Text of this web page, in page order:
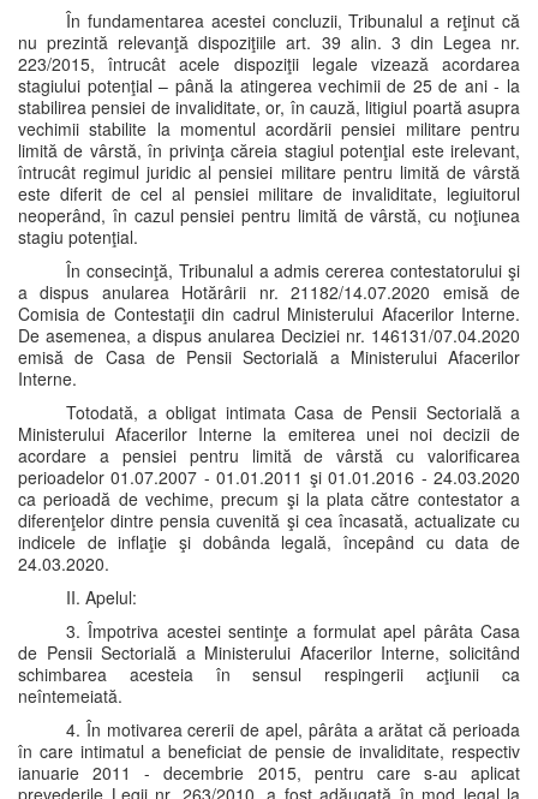
În fundamentarea acestei concluzii, Tribunalul a reţinut că
nu prezintă relevanţă dispoziţiile art. 39 alin. 3 din Legea nr.
223/2015, întrucât acele dispoziţii legale vizează acordarea
stagiului potenţial – până la atingerea vechimii de 25 de ani - la
stabilirea pensiei de invaliditate, or, în cauză, litigiul poartă asupra
vechimii stabilite la momentul acordării pensiei militare pentru
limită de vârstă, în privinţa căreia stagiul potenţial este irelevant,
întrucât regimul juridic al pensiei militare pentru limită de vârstă
este diferit de cel al pensiei militare de invaliditate, legiuitorul
neoperând, în cazul pensiei pentru limită de vârstă, cu noţiunea
stagiu potenţial.
În consecinţă, Tribunalul a admis cererea contestatorului şi
a dispus anularea Hotărârii nr. 21182/14.07.2020 emisă de
Comisia de Contestaţii din cadrul Ministerului Afacerilor Interne.
De asemenea, a dispus anularea Deciziei nr. 146131/07.04.2020
emisă de Casa de Pensii Sectorială a Ministerului Afacerilor
Interne.
Totodată, a obligat intimata Casa de Pensii Sectorială a
Ministerului Afacerilor Interne la emiterea unei noi decizii de
acordare a pensiei pentru limită de vârstă cu valorificarea
perioadelor 01.07.2007 - 01.01.2011 şi 01.01.2016 - 24.03.2020
ca perioadă de vechime, precum şi la plata către contestator a
diferenţelor dintre pensia cuvenită şi cea încasată, actualizate cu
indicele de inflaţie şi dobânda legală, începând cu data de
24.03.2020.
II. Apelul:
3. Împotriva acestei sentinţe a formulat apel pârâta Casa
de Pensii Sectorială a Ministerului Afacerilor Interne, solicitând
schimbarea acesteia în sensul respingerii acţiunii ca
neîntemeiată.
4. În motivarea cererii de apel, pârâta a arătat că perioada
în care intimatul a beneficiat de pensie de invaliditate, respectiv
ianuarie 2011 - decembrie 2015, pentru care s-au aplicat
prevederile Legii nr. 263/2010, a fost adăugată în mod legal la